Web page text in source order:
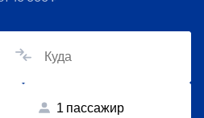
1 пассажир